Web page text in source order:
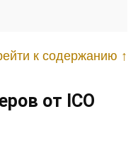
к содержанию ↑
от ICO